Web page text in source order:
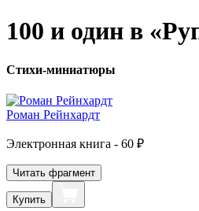
100 и один в
Стихи-миниатюры
Роман Рейнхардт
Электронная книга - 60 ₽
Читать фрагмент
Купить